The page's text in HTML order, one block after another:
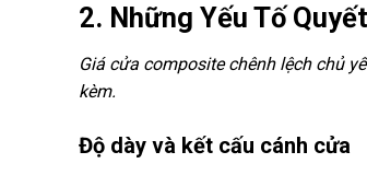
2. Những Yếu Tố
Giá cửa composite chênh lệch chủ
kèm.
Độ dày và kết cấu cánh cửa